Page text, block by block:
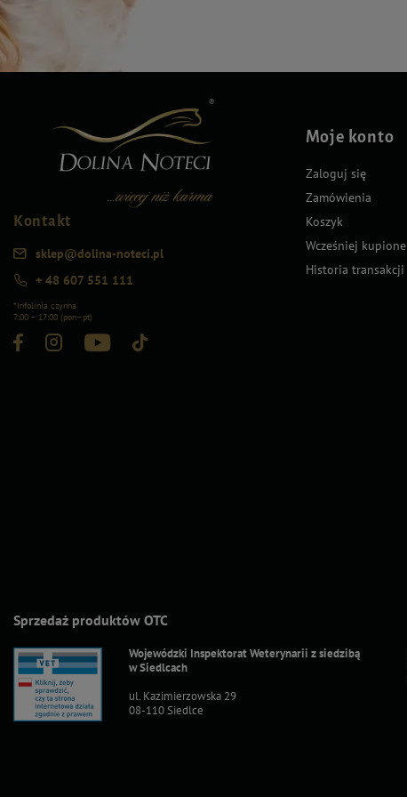
Kontakt
sklep@dolina-noteci.pl
+ 48 607 551 111
*Infolinia czynna
7:00 – 17:00 (pon–pt)
Moje konto
Zaloguj się
Zamówienia
Koszyk
Wcześniej kupione
Historia transakcji
Sprzedaż produktów OTC
Wojewódzki Inspektorat Weterynarii z siedzibą
w Siedlcach
ul. Kazimierzowska 29
08-110 Siedlce